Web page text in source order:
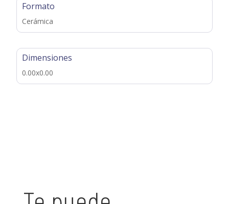
Formato
Cerámica
Dimensiones
0.00x0.00